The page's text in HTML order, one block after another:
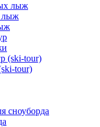
лыж
лыж
(ski-tour)
tour)
сноуборда